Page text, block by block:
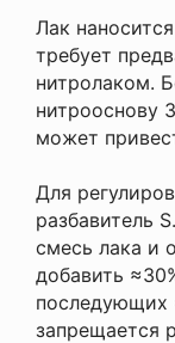
Лак
требует
нитролаком.
может
Для
разбавитель
смесь лака и
добавить
последующих
запрещается